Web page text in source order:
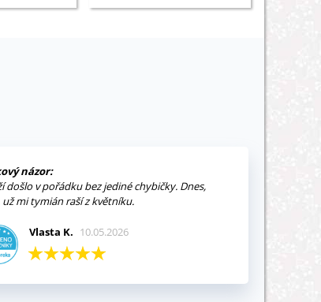
názor:
došlo v pořádku bez jediné chybičky. Dnes,
už mi tymián raší z květníku.
Vlasta K. 10.05.2026